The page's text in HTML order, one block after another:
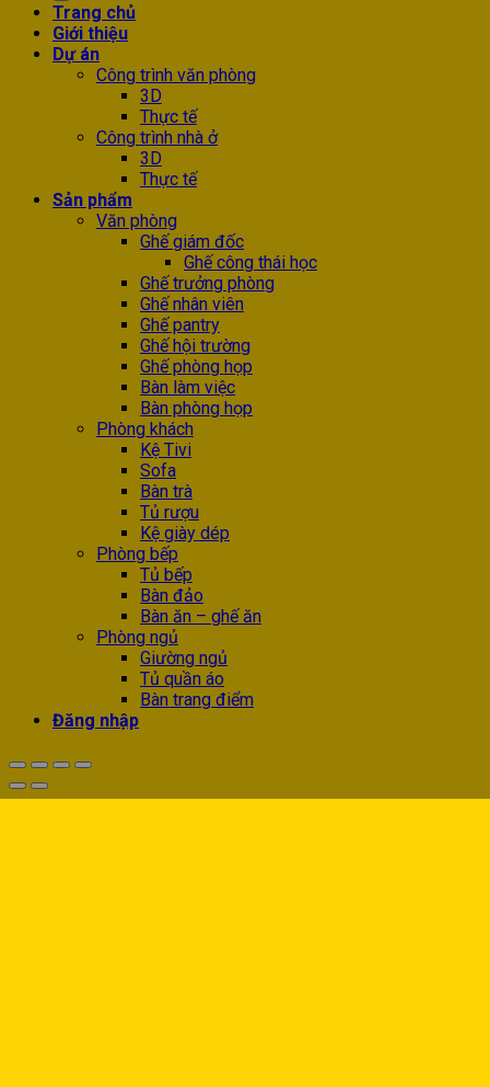
Trang chủ
Giới thiệu
Dự án
Công trình văn phòng
3D
Thực tế
Công trình nhà ở
3D
Thực tế
Sản phẩm
Văn phòng
Ghế giám đốc
Ghế công thái học
Ghế trưởng phòng
Ghế nhân viên
Ghế pantry
Ghế hội trường
Ghế phòng họp
Bàn làm việc
Bàn phòng họp
Phòng khách
Kệ Tivi
Sofa
Bàn trà
Tủ rượu
Kệ giày dép
Phòng bếp
Tủ bếp
Bàn đảo
Bàn ăn – ghế ăn
Phòng ngủ
Giường ngủ
Tủ quần áo
Bàn trang điểm
Đăng nhập